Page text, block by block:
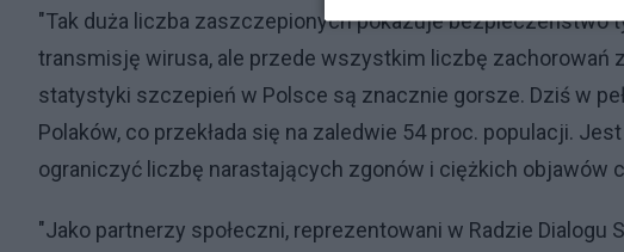
"Tak duża liczba zaszczepionych pokazuje bezpieczeństwo
transmisję wirusa, ale przede wszystkim liczbę zachorowań
statystyki szczepień w Polsce są znacznie gorsze. Dziś w
Polaków, co przekłada się na zaledwie 54 proc. populacji.
ograniczyć liczbę narastających zgonów i ciężkich objawów
"Jako partnerzy społeczni, reprezentowani w Radzie Dialogu